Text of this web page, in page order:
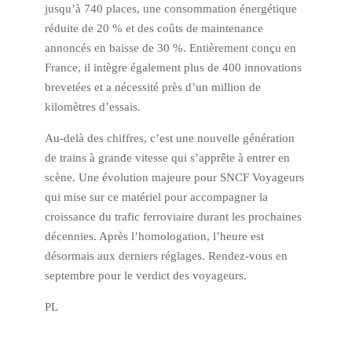
jusqu’à 740 places, une consommation énergétique
réduite de 20 % et des coûts de maintenance
annoncés en baisse de 30 %. Entièrement conçu en
France, il intègre également plus de 400 innovations
brevetées et a nécessité près d’un million de
kilomètres d’essais.
Au-delà des chiffres, c’est une nouvelle génération
de trains à grande vitesse qui s’apprête à entrer en
scène. Une évolution majeure pour SNCF Voyageurs
qui mise sur ce matériel pour accompagner la
croissance du trafic ferroviaire durant les prochaines
décennies. Après l’homologation, l’heure est
désormais aux derniers réglages. Rendez-vous en
septembre pour le verdict des voyageurs.
PL